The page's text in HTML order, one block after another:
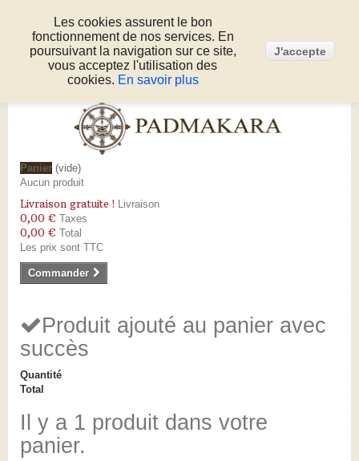
Connexion
Appelez-nous au :05 53 50 80 51
Panier (vide)
Aucun produit
Livraison gratuite ! Livraison
0,00 € Taxes
0,00 € Total
Les prix sont TTC
Commander
Produit ajouté au panier avec
succès
Quantité
Total
Il y a 1 produit dans votre
panier.
Les cookies assurent le bon
fonctionnement de nos services. En
poursuivant la navigation sur ce site,
vous acceptez l'utilisation des
cookies. En savoir plus
J'accepte